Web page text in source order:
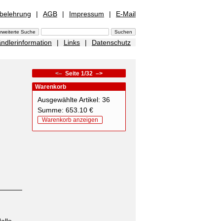
| AGB | Impressum | E-Mail
| Links |
Datenschutz
<– Seite 1/32 –>
Warenkorb
Ausgewählte Artikel: 36
Summe: 653.10 €
Warenkorb anzeigen